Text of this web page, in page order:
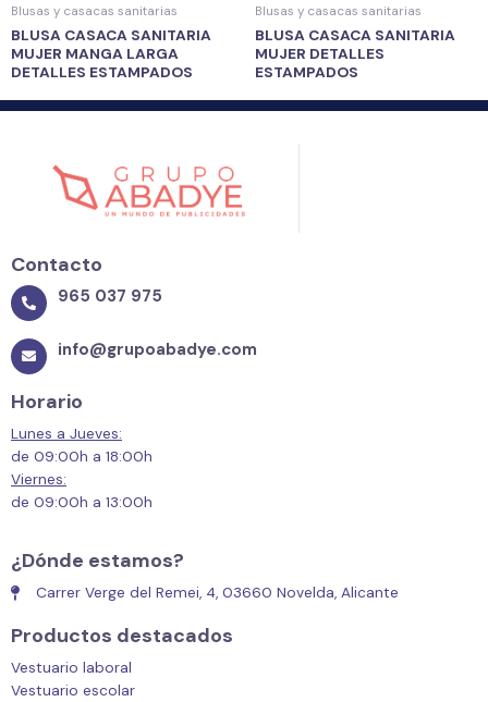
Blusas y casacas sanitarias
BLUSA CASACA SANITARIA
MUJER MANGA LARGA
DETALLES ESTAMPADOS
Blusas y casacas sanitarias
BLUSA CASACA SANITARIA
MUJER DETALLES
ESTAMPADOS
Contacto
965 037 975
info@grupoabadye.com
Horario
Lunes a Jueves:
de 09:00h a 18:00h
Viernes:
de 09:00h a 13:00h
¿Dónde estamos?
Carrer Verge del Remei, 4, 03660 Novelda, Alicante
Productos destacados
Vestuario laboral
Vestuario escolar